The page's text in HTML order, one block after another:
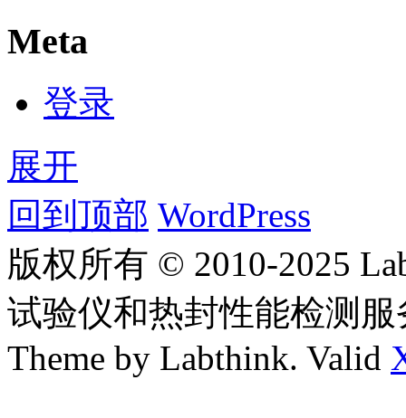
Meta
登录
展开
回到顶部 WordPress
版权所有 © 2010-2025
试验仪和热封性能检测
Theme by Labthink. Valid